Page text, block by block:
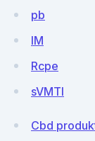
pb
lM
Rcpe
sVMTl
Cbd